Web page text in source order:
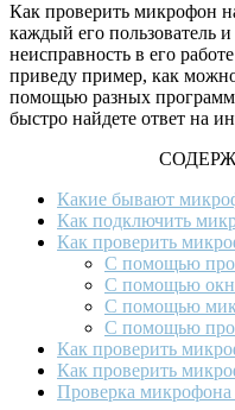
Как проверить микрофон
каждый его пользователь
неисправность в его
приведу пример, как
помощью разных
быстро найдете ответ на
Какие бывают
Как подключить
Как проверить
С помощью
С помощью
С помощью
С помощью
Как проверить
Как проверить
Проверка